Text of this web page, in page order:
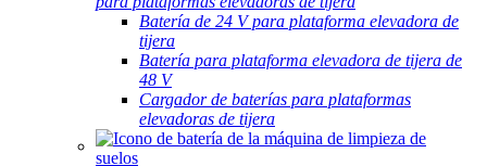
Batería de 24 V para plataforma elevadora de
tijera
Batería para plataforma elevadora de tijera de
48 V
Cargador de baterías para plataformas
elevadoras de tijera